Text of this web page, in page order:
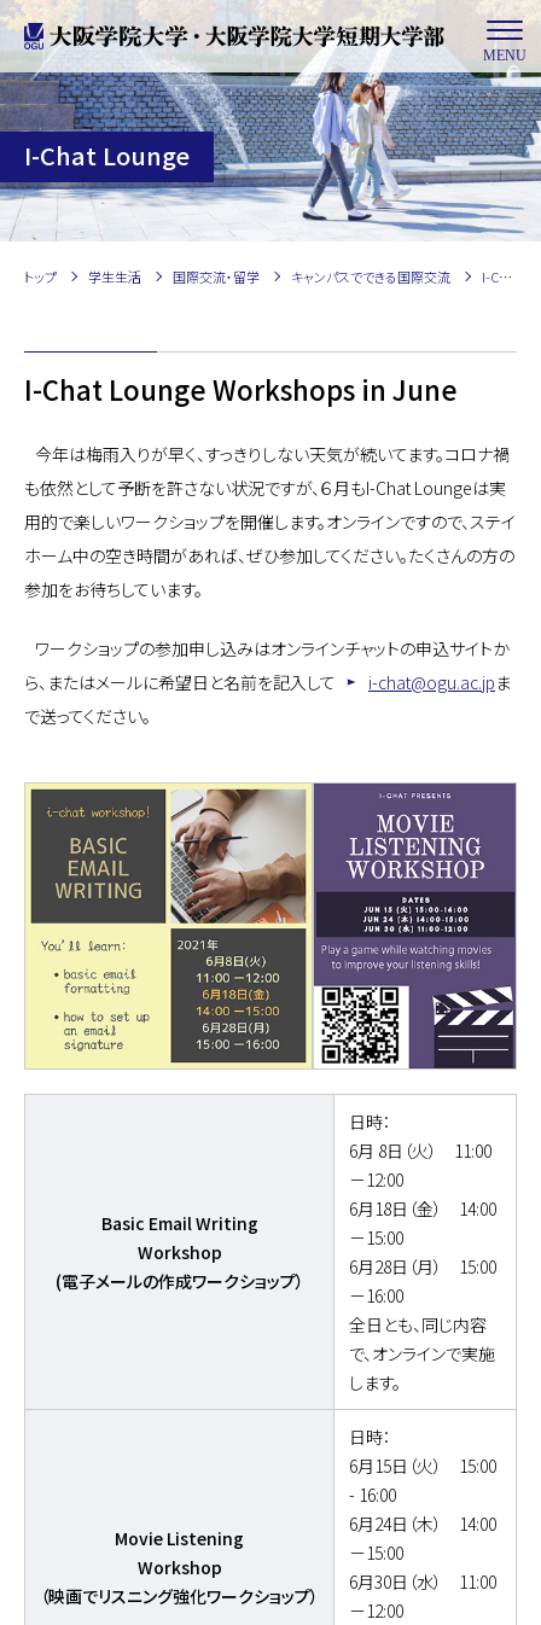
MENU
I-Chat Lounge
トップ 学生生活 国際交流・留学 キャンパスでできる国際交流 I-Chat Lounge
I-Chat Lounge Workshops in June
今年は梅雨入りが早く、すっきりしない天気が続いてます。コロナ禍
も依然として予断を許さない状況ですが、６月もI-Chat Loungeは実
用的で楽しいワークショップを開催します。オンラインですので、ステイ
ホーム中の空き時間があれば、ぜひ参加してください。たくさんの方の
参加をお待ちしています。
ワークショップの参加申し込みはオンラインチャットの申込サイトか
ら、またはメールに希望日と名前を記入して
i-chat@ogu.ac.jp ま
で送ってください。
Basic Email Writing
Workshop
(電子メールの作成ワークショップ）
日時：
6月 8日（火） 11:00
－12:00
6月18日（金） 14:00
－15:00
6月28日（月） 15:00
－16:00
全日とも、同じ内容
で、オンラインで実施
します。
Movie Listening
Workshop
（映画でリスニング強化ワークショップ）
日時：
6月15日（火） 15:00
- 16:00
6月24日（木） 14:00
－15:00
6月30日（水） 11:00
－12:00